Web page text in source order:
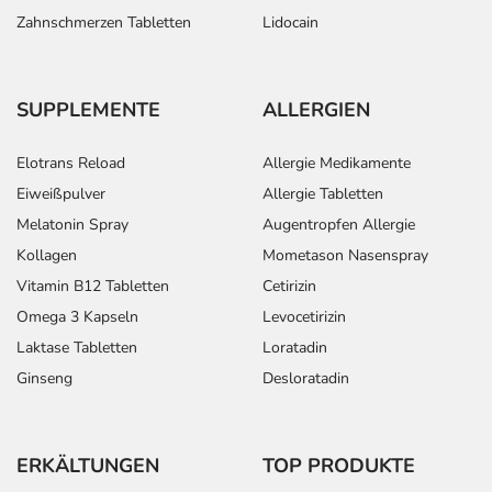
dem Stadium
wird das
Ihrem Arzt in
der Regel
folgendermaßen
Anwendungshinweise
Die Gesamtdosis sollte nicht ohne Rücksprache mit
Art der Anwendung?
Zahnschmerzen Tabletten
Lidocain
SUPPLEMENTE
Elotrans Reload
Eiweißpulver
Melatonin Spray
Kollagen
Vitamin B12 Tabletten
Omega 3 Kapseln
Laktase Tabletten
Ginseng
ALLERGIEN
Allergie Medikamente
Allergie Tabletten
Augentropfen Allergie
Mometason Nasenspray
Cetirizin
Levocetirizin
Loratadin
Desloratadin
ERKÄLTUNGEN TOP PRODUKTE